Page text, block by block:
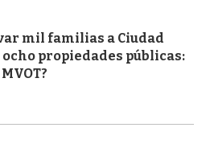
mil familias a Ciudad
propiedades públicas: